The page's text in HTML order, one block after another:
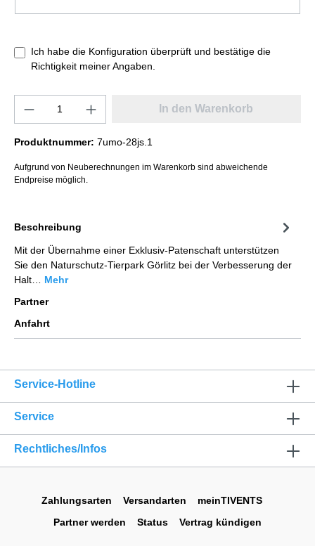
Ich habe die Konfiguration überprüft und bestätige die
Richtigkeit meiner Angaben.
In den Warenkorb
Produktnummer: 7umo-28js.1
Aufgrund von Neuberechnungen im Warenkorb sind abweichende
Endpreise möglich.
Beschreibung
Mit der Übernahme einer Exklusiv-Patenschaft unterstützen
Sie den Naturschutz-Tierpark Görlitz bei der Verbesserung der
Halt… Mehr
Partner
Anfahrt
Service-Hotline
Service
Rechtliches/Infos
Zahlungsarten Versandarten
meinTIVENTS
Partner werden
Status Vertrag kündigen